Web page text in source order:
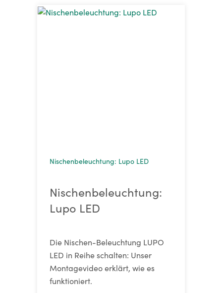
Nischenbeleuchtung: Lupo LED
Nischenbeleuchtung:
Lupo LED
Die Nischen-Beleuchtung LUPO
LED in Reihe schalten: Unser
Montagevideo erklärt, wie es
funktioniert.